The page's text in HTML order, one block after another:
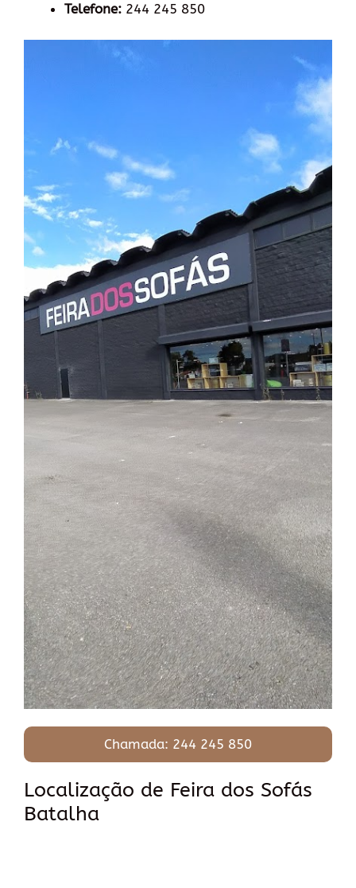
Telefone: 244 245 850
Chamada: 244 245 850
Localização de Feira dos Sofás
Batalha